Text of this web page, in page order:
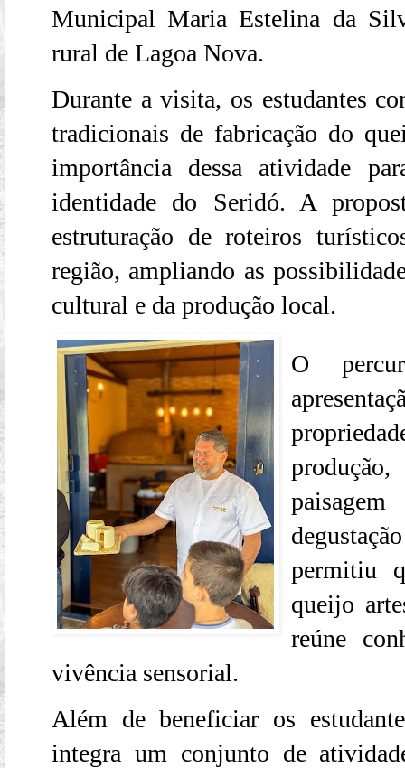
Municipal Maria Estelina da
rural de Lagoa Nova.
Durante a visita, os estudantes
tradicionais de fabricação do
importância dessa atividade
identidade do Seridó. A
estruturação de roteiros
região, ampliando as
cultural e da produção local.
O
permitiu
queijo
reúne
vivência sensorial.
Além de beneficiar os
integra um conjunto de